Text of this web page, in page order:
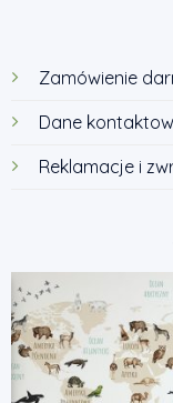
Zamówienie
Dane
Reklamacje i